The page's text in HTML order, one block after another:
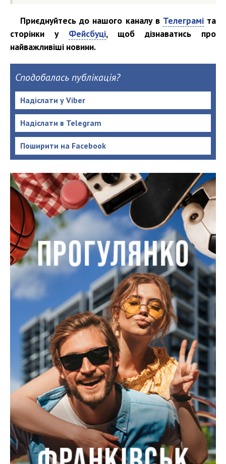
Приєднуйтесь до нашого каналу в Телеграміта
сторінки у Фейсбуці, щоб дізнаватись про
найважливіші новини.
Сподобалась публікація?
Надіслати у Viber
Надіслати в Telegram
Поширити на Facebook